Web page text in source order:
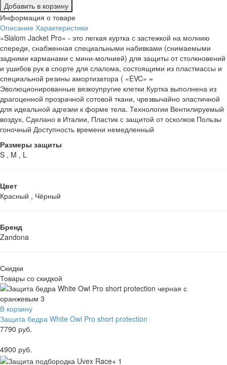
Добавить в корзину
Информация о товаре
Описание Характеристики
«Slalom Jacket Pro» - это легкая куртка с застежкой на молнию
спереди, снабженная специальными набивками (снимаемыми
задними карманами с мини-молнией) для защиты от столкновений
и ушибов рук в спорте для слалома, состоящими из пластмассы и
специальной резины амортизатора ( «EVC» =
Эволюционированные вязкоупругие клетки Куртка выполнена из
драгоценной прозрачной сотовой ткани, чрезвычайно эластичной
для идеальной адгезии к форме тела. Технологии Вентилируемый
воздух, Сделано в Италии, Пластик с защитой от осколков Пользы
гоночный Доступность времени немедленный
Размеры защиты
S , M , L
Цвет
Красный , Чёрный
Бренд
Zandona
Скидки
Товары со скидкой
В корзину
Защита бедра White Owl Pro short protection
7790 руб.
4900 руб.